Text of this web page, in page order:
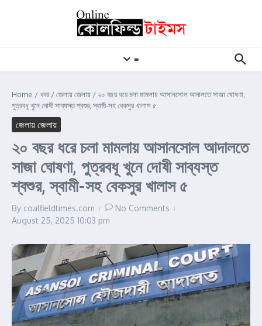
≡
Home /খবর /জেলায় জেলায় / ২০ বছর ধরে চলা মামলায় আসানসোল আদালতে সাজা ঘোষণা,
পুত্রবধূ খুনে দোষী সাব্যস্ত শ্বশুর, স্বামী-সহ বেকসুর খালাস ৫
জেলায় জেলায়
২০ বছর ধরে চলা মামলায় আসানসোল আদালতে
সাজা ঘোষণা, পুত্রবধূ খুনে দোষী সাব্যস্ত
শ্বশুর, স্বামী-সহ বেকসুর খালাস ৫
By coalfieldtimes.com
No Comments
August 25, 2025 10:03 pm